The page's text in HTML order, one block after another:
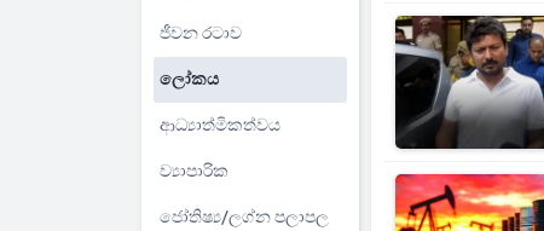
ජීවන රටාව
ලෝකය
ආධ්‍යාත්මිකත්වය
ව්‍යාපාරික
ජෝතිෂ්‍ය/ලග්න පලාපල